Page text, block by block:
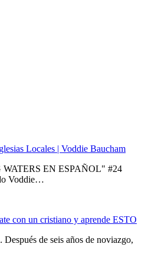
Locales | Voddie Baucham
EN ESPAÑOL" #24
Voddie…
con un cristiano y aprende ESTO
de seis años de noviazgo,